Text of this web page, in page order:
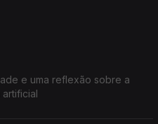
e uma reflexão sobre a